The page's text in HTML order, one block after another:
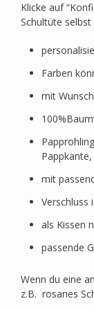
Klicke auf
Schultüte
Farben
mit
mit
Verschluss
als Kissen
passende
Wenn du eine
z.B. rosanes